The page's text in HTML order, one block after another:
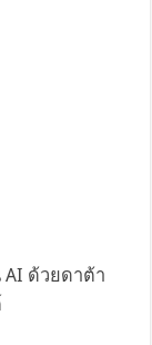
AI ด้วยดาต้า